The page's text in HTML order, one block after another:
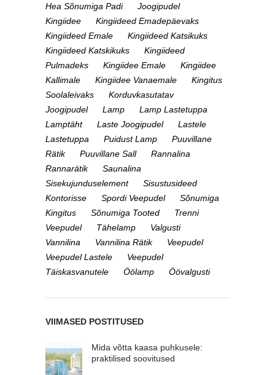
Hea Sõnumiga Padi
Joogipudel
Kingiidee
Kingiideed Emadepäevaks
Kingiideed Emale
Kingiideed Katsikuks
Kingiideed Katskikuks
Kingiideed
Pulmadeks
Kingiidee Emale
Kingiidee
Kallimale
Kingiidee Vanaemale
Kingitus
Soolaleivaks
Korduvkasutatav
Joogipudel
Lamp
Lamp Lastetuppa
Lamptäht
Laste Joogipudel
Lastele
Lastetuppa
Puidust Lamp
Puuvillane
Rätik
Puuvillane Sall
Rannalina
Rannarätik
Saunalina
Sisekujunduselement
Sisustusideed
Kontorisse
Spordi Veepudel
Sõnumiga
Kingitus
Sõnumiga Tooted
Trenni
Veepudel
Tähelamp
Valgusti
Vannilina
Vannilina Rätik
Veepudel
Veepudel Lastele
Veepudel
Täiskasvanutele
Öölamp Öövalgusti
VIIMASED POSTITUSED
Mida võtta kaasa puhkusele:
praktilised soovitused